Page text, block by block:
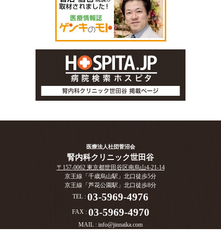
医療法人社団菅沼会
腎内科クリニック世田谷
〒157-0062 東京都世田谷区南烏山4-21-14
京王線「千歳烏山駅」北口徒歩5分
京王線「芦花公園駅」北口徒歩8分
TEL : 03-5969-4976
FAX : 03-5969-4970
MAIL : info@jinnaika.com